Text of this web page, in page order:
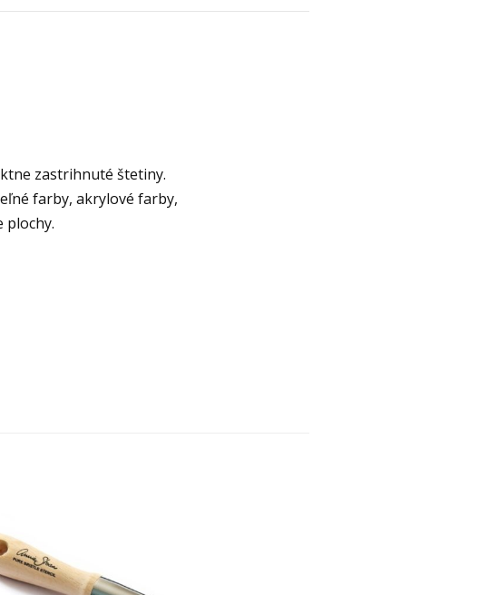
zastrihnuté štetiny.
farby, akrylové farby,
plochy.